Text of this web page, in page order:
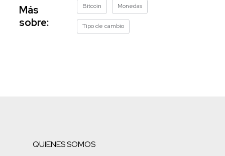
Más
sobre:
Bitcoin Monedas
Tipo de cambio
QUIENES SOMOS